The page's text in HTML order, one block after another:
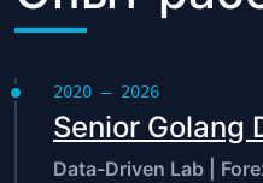
2020 — 2026
Senior Golang
Data-Driven Lab |